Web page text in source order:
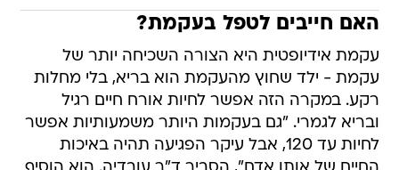
האם חייבים לטפל בעקמת?
עקמת אידיופטית היא הצורה השכיחה יותר של
עקמת - ילד שחוץ מהעקמת הוא בריא, בלי מחלות
רקע. במקרה הזה אפשר לחיות אורח חיים רגיל
ובריא לגמרי. "גם בעקמות היותר משמעותיות אפשר
לחיות עד 120, אבל עיקר הפגיעה תהיה באיכות